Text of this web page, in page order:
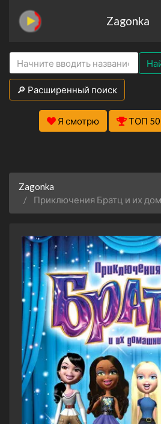
Zagonka
🔎 Расширенный поиск
Я смотрю ТОП 50
Zagonka
Приключения Братц и их